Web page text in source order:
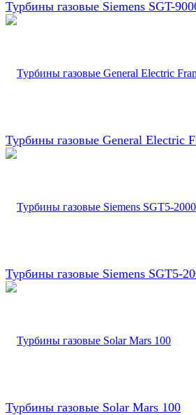
Турбины газовые Siemens SGT-
Турбины газовые General Electric
Турбины газовые Siemens SGT5-
Турбины газовые Solar Mars 100